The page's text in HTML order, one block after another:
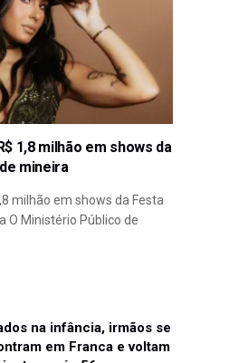
1,8 milhão em shows da
mineira
milhão em shows da Festa
O Ministério Público de
na infância, irmãos se
em Franca e voltam